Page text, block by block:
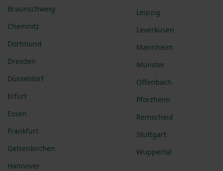
Braunschweig
Chemnitz
Dortmund
Dresden
Düsseldorf
Erfurt
Essen
Frankfurt
Gelsenkirchen
Hannover
Leipzig
Leverkusen
Mannheim
Münster
Offenbach
Pforzheim
Remscheid
Stuttgart
Wuppertal